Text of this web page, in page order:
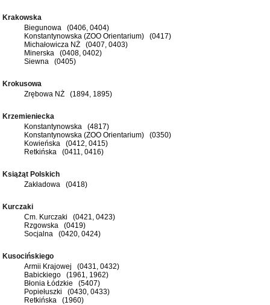
Krakowska
Biegunowa (0406, 0404)
Konstantynowska (ZOO Orientarium) (0417)
Michałowicza NŻ (0407, 0403)
Minerska (0408, 0402)
Siewna (0405)
Krokusowa
Zrębowa NŻ (1894, 1895)
Krzemieniecka
Konstantynowska (4817)
Konstantynowska (ZOO Orientarium) (0350)
Kowieńska (0412, 0415)
Retkińska (0411, 0416)
Książąt Polskich
Zakładowa (0418)
Kurczaki
Cm. Kurczaki (0421, 0423)
Rzgowska (0419)
Socjalna (0420, 0424)
Kusocińskiego
Armii Krajowej (0431, 0432)
Babickiego (1961, 1962)
Błonia Łódzkie (5407)
Popiełuszki (0430, 0433)
Retkińska (1960)